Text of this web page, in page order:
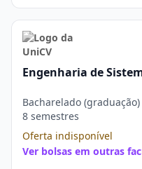
Engenharia de
Bacharelado (graduação)
8 semestres
Oferta indisponível
Ver bolsas em outras